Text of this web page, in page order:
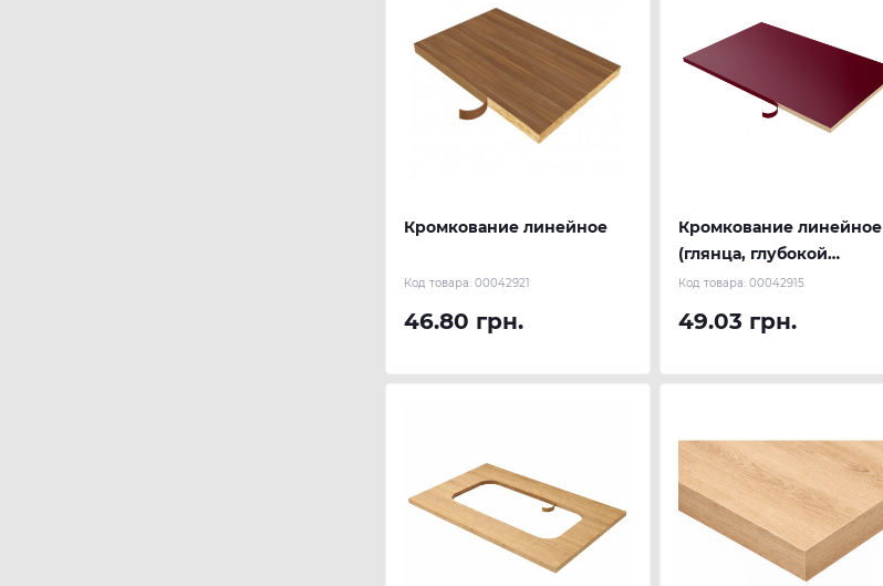
Кромкование линейное
Код товара: 00042921
46.80 грн.
Кромкование линейное
(глянца, глубокой
текстуры)
Код товара: 00042915
49.03 грн.